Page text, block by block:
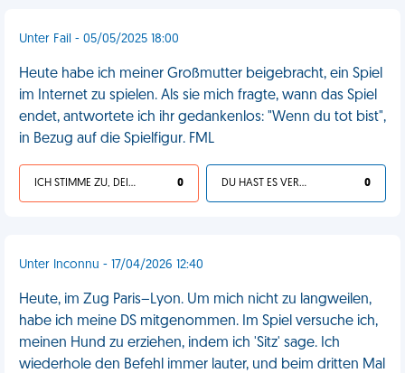
Unter Fail - 05/05/2025 18:00
Heute habe ich meiner Großmutter beigebracht, ein Spiel
im Internet zu spielen. Als sie mich fragte, wann das Spiel
endet, antwortete ich ihr gedankenlos: "Wenn du tot bist",
in Bezug auf die Spielfigur. FML
ICH STIMME ZU, DEIN LEBEN IST SCHEISSE 0 DU HAST ES VERDIENT 0
Unter Inconnu - 17/04/2026 12:40
Heute, im Zug Paris–Lyon. Um mich nicht zu langweilen,
habe ich meine DS mitgenommen. Im Spiel versuche ich,
meinen Hund zu erziehen, indem ich 'Sitz' sage. Ich
wiederhole den Befehl immer lauter, und beim dritten Mal